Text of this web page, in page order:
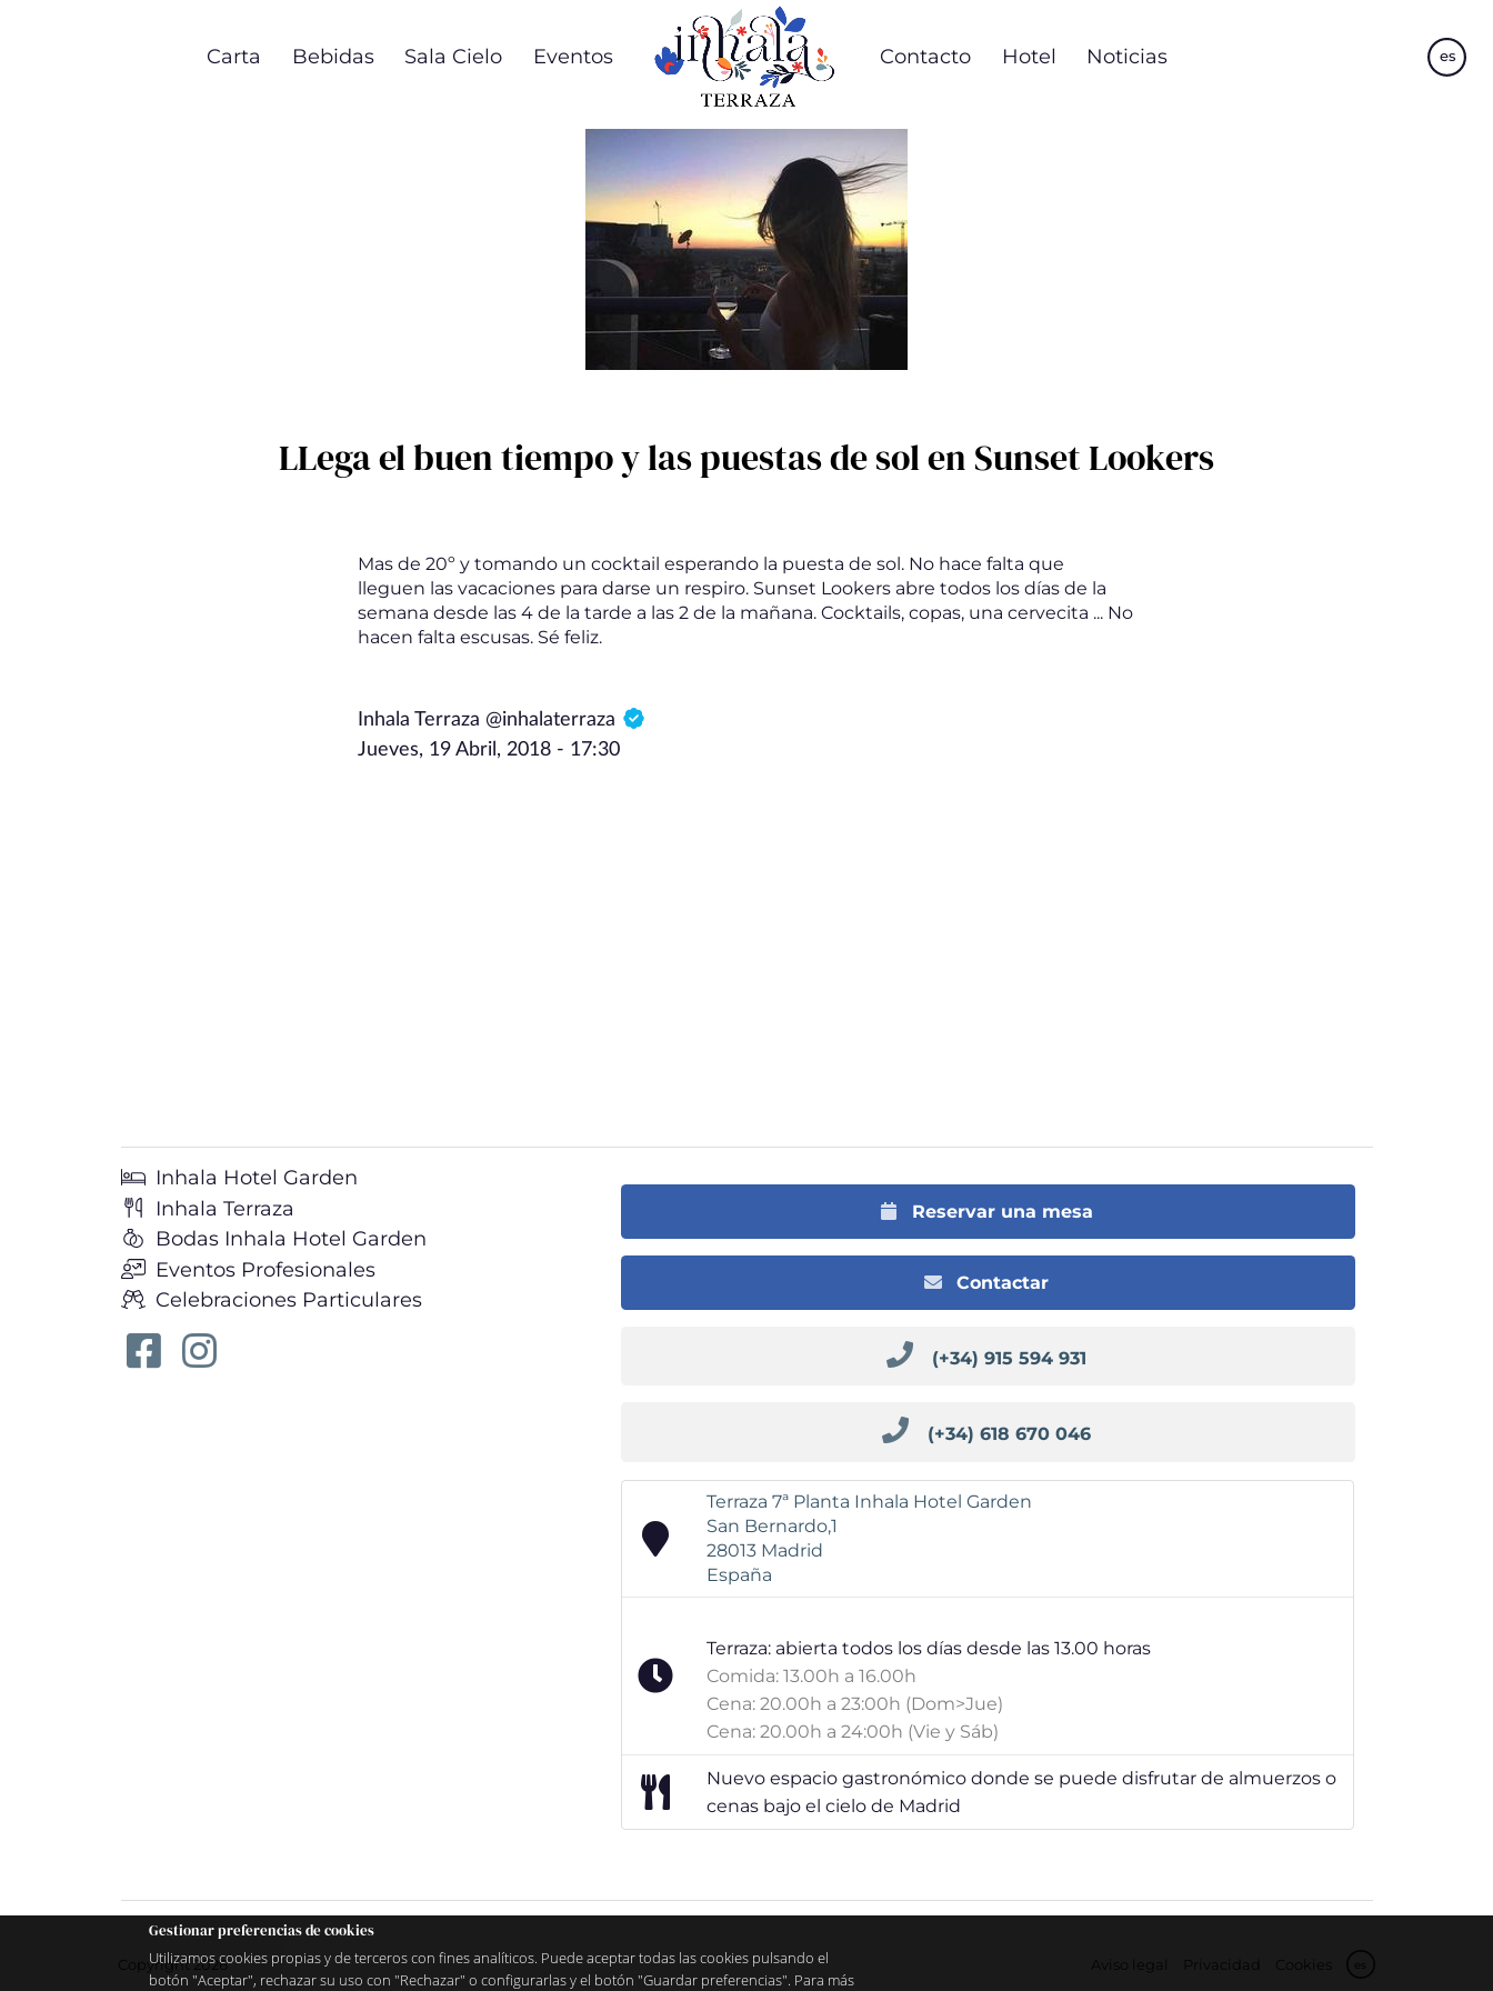
Carta Bebidas Sala Cielo Eventos Contacto Hotel Noticias es
LLega el buen tiempo y las puestas de sol en Sunset Lookers
Mas de 20º y tomando un cocktail esperando la puesta de sol. No hace falta que
lleguen las vacaciones para darse un respiro. Sunset Lookers abre todos los días de la
semana desde las 4 de la tarde a las 2 de la mañana. Cocktails, copas, una cervecita ... No
hacen falta escusas. Sé feliz.
Inhala Terraza @inhalaterraza
Jueves, 19 Abril, 2018 - 17:30
Inhala Hotel Garden
Inhala Terraza
Bodas Inhala Hotel Garden
Eventos Profesionales
Celebraciones Particulares
Reservar una mesa
Contactar
(+34) 915 594 931
(+34) 618 670 046
Terraza 7ª Planta Inhala Hotel Garden
San Bernardo,1
28013 Madrid
España
Terraza: abierta todos los días desde las 13.00 horas
Comida: 13.00h a 16.00h
Cena: 20.00h a 23:00h (Dom>Jue)
Cena: 20.00h a 24:00h (Vie y Sáb)
Nuevo espacio gastronómico donde se puede disfrutar de almuerzos o
cenas bajo el cielo de Madrid
Copyright 2026 Aviso legal Privacidad Cookies es
Gestionar preferencias de cookies
Utilizamos cookies propias y de terceros con fines analíticos. Puede aceptar todas las cookies pulsando el
botón "Aceptar", rechazar su uso con "Rechazar" o configurarlas y el botón "Guardar preferencias". Para más